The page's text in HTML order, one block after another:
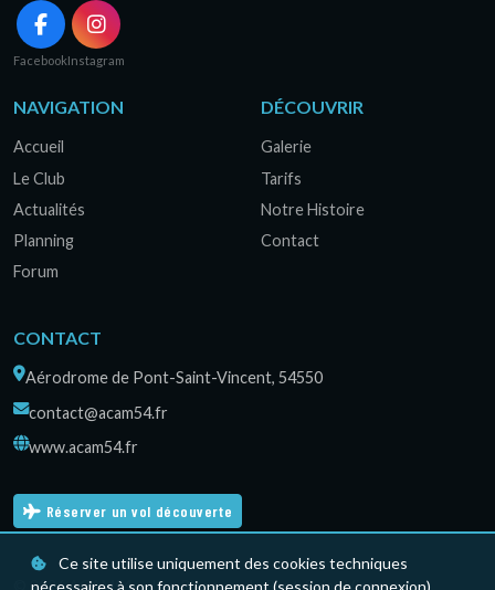
Ce site utilise uniquement des cookies techniques
nécessaires à son fonctionnement (session de connexion).
FacebookInstagram
NAVIGATION
Accueil
Le Club
Actualités
Planning
Forum
DÉCOUVRIR
Galerie
Tarifs
Notre Histoire
Contact
CONTACT
Aérodrome de Pont-Saint-Vincent, 54550
contact@acam54.fr
www.acam54.fr
Réserver un vol découverte
© 2026 ACAM54 — Les Planeurs de Pont-Saint-Vincent.